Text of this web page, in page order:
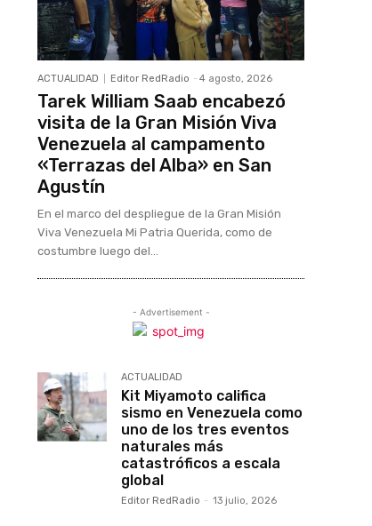
ACTUALIDAD Editor RedRadio - 4 agosto, 2026
Tarek William Saab encabezó
visita de la Gran Misión Viva
Venezuela al campamento
«Terrazas del Alba» en San
Agustín
En el marco del despliegue de la Gran Misión
Viva Venezuela Mi Patria Querida, como de
costumbre luego del...
- Advertisement -
ACTUALIDAD
Kit Miyamoto califica
sismo en Venezuela como
uno de los tres eventos
naturales más
catastróficos a escala
global
Editor RedRadio - 13 julio, 2026